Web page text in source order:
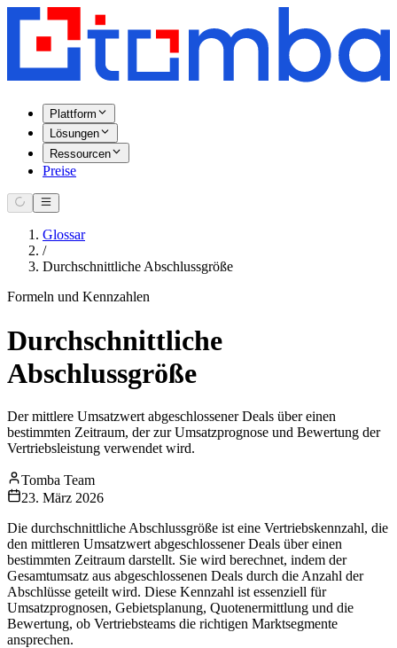
Plattform
Lösungen
Ressourcen
Preise
Glossar
/
Durchschnittliche Abschlussgröße
Formeln und Kennzahlen
Durchschnittliche
Abschlussgröße
Der mittlere Umsatzwert abgeschlossener Deals über einen
bestimmten Zeitraum, der zur Umsatzprognose und Bewertung der
Vertriebsleistung verwendet wird.
Tomba Team
23. März 2026
Die durchschnittliche Abschlussgröße ist eine Vertriebskennzahl, die
den mittleren Umsatzwert abgeschlossener Deals über einen
bestimmten Zeitraum darstellt. Sie wird berechnet, indem der
Gesamtumsatz aus abgeschlossenen Deals durch die Anzahl der
Abschlüsse geteilt wird. Diese Kennzahl ist essenziell für
Umsatzprognosen, Gebietsplanung, Quotenermittlung und die
Bewertung, ob Vertriebsteams die richtigen Marktsegmente
ansprechen.